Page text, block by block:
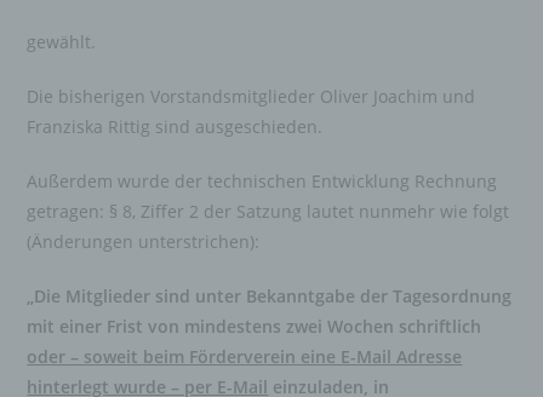
gewählt.
Die bisherigen Vorstandsmitglieder Oliver Joachim und
Franziska Rittig sind ausgeschieden.
Außerdem wurde der technischen Entwicklung Rechnung
getragen: § 8, Ziffer 2 der Satzung lautet nunmehr wie folgt
(Änderungen unterstrichen):
„Die Mitglieder sind unter Bekanntgabe der Tagesordnung
mit einer Frist von mindestens zwei Wochen schriftlich
oder – soweit beim Förderverein eine E-Mail Adresse
hinterlegt wurde – per E-Mail einzuladen, in